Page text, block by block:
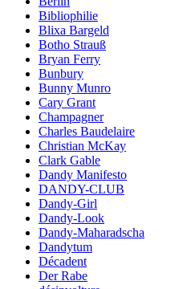
Bibliophilie
Blixa Bargeld
Botho Strauß
Bryan Ferry
Bunbury
Bunny Munro
Cary Grant
Champagner
Charles Baudelaire
Christian McKay
Clark Gable
Dandy Manifesto
DANDY-CLUB
Dandy-Girl
Dandy-Look
Dandy-Maharadscha
Dandytum
Décadent
Der Rabe